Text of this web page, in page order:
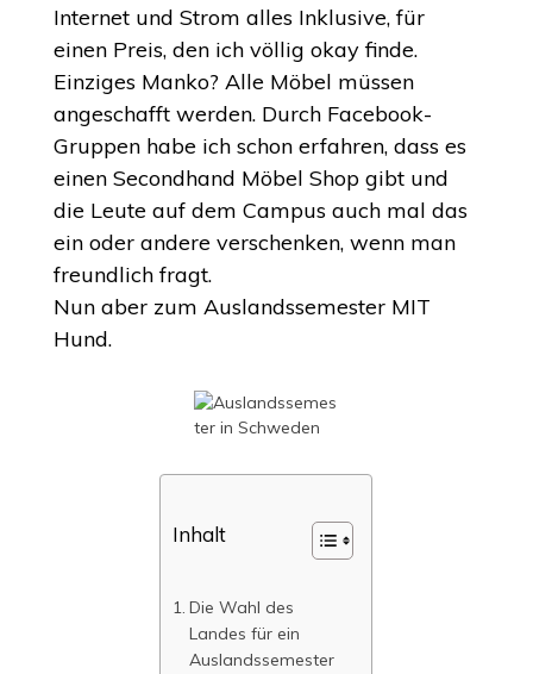
Internet und Strom alles Inklusive, für
einen Preis, den ich völlig okay finde.
Einziges Manko? Alle Möbel müssen
angeschafft werden. Durch Facebook-
Gruppen habe ich schon erfahren, dass es
einen Secondhand Möbel Shop gibt und
die Leute auf dem Campus auch mal das
ein oder andere verschenken, wenn man
freundlich fragt.
Nun aber zum Auslandssemester MIT
Hund.
Inhalt
Die Wahl des
Landes für ein
Auslandssemester